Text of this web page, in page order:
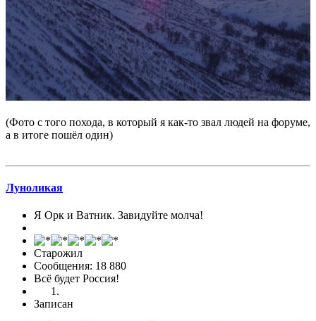
(Фото с того похода, в который я как-то звал людей на форуме,
а в итоге пошёл один)
Луноликая
Я Орк и Ватник. Завидуйте молча!
Старожил
Сообщения: 18 880
Всё будет Россия!
Записан